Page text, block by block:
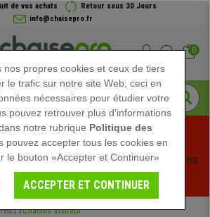
de vos achats
Retour sous 30 Jours
info@chaisepro.fr
0
d'été chez Chaisepro ! Des réductions
une durée limitée - Voir l'offre
Chaises Visiteur
nos propres cookies et ceux de tiers
le trafic sur notre site Web, ceci en
nécessaires pour étudier votre
pouvez retrouver plus d'informations
notre rubrique Politique des
pouvez accepter tous les cookies en
le bouton «Accepter et Continuer»
ACCEPTER ET CONTINUER